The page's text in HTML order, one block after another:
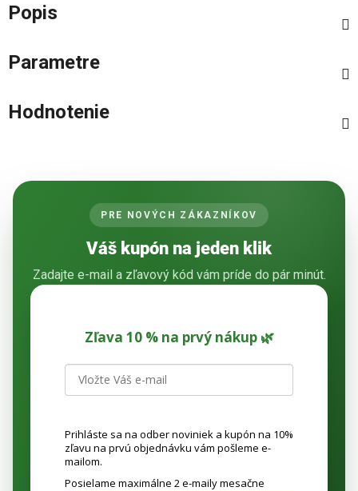
Popis
Parametre
Hodnotenie
PRE NOVÝCH ZÁKAZNÍKOV
Váš kupón na jeden klik
Zadajte e-mail a zľavový kód vám príde do pár minút.
Zľava 10 % na prvý nákup 🌿
Prihláste sa na odber noviniek a kupón na 10%
zľavu na prvú objednávku vám pošleme e-
mailom.
Posielame maximálne 2 e-maily mesačne